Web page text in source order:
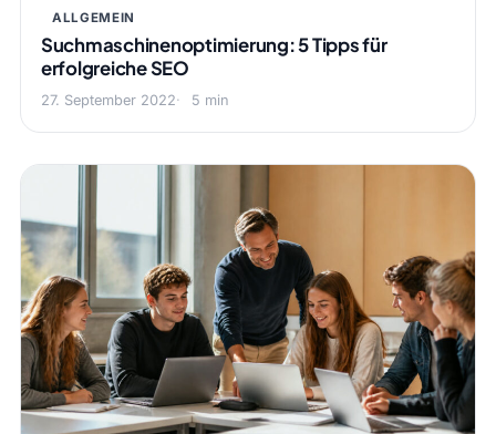
ALLGEMEIN
Suchmaschinenoptimierung: 5 Tipps für
erfolgreiche SEO
27. September 2022 5 min